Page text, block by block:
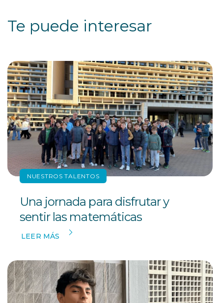
Te puede interesar
NUESTROS TALENTOS
Una jornada para disfrutar y
sentir las matemáticas
LEER MÁS